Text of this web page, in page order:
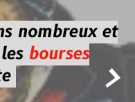

nombreux et
bourses